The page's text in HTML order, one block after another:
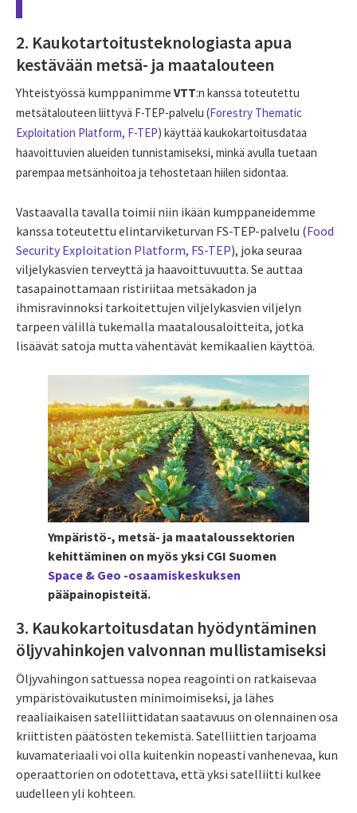
2. Kaukotartoitusteknologiasta apua
kestävään metsä- ja maatalouteen
Yhteistyössä kumppanimme VTT:n kanssa toteutettu
metsätalouteen liittyvä F-TEP-palvelu (Forestry Thematic
Exploitation Platform, F-TEP) käyttää kaukokartoitusdataa
haavoittuvien alueiden tunnistamiseksi, minkä avulla tuetaan
parempaa metsänhoitoa ja tehostetaan hiilen sidontaa.
Vastaavalla tavalla toimii niin ikään kumppaneidemme
kanssa toteutettu elintarviketurvan FS-TEP-palvelu (Food
Security Exploitation Platform, FS-TEP), joka seuraa
viljelykasvien terveyttä ja haavoittuvuutta. Se auttaa
tasapainottamaan ristiriitaa metsäkadon ja
ihmisravinnoksi tarkoitettujen viljelykasvien viljelyn
tarpeen välillä tukemalla maatalousaloitteita, jotka
lisäävät satoja mutta vähentävät kemikaalien käyttöä.
Ympäristö-, metsä- ja maataloussektorien
kehittäminen on myös yksi CGI Suomen
Space & Geo -osaamiskeskuksen
pääpainopisteitä.
3. Kaukokartoitusdatan hyödyntäminen
öljyvahinkojen valvonnan mullistamiseksi
Öljyvahingon sattuessa nopea reagointi on ratkaisevaa
ympäristövaikutusten minimoimiseksi, ja lähes
reaaliaikaisen satelliittidatan saatavuus on olennainen osa
kriittisten päätösten tekemistä. Satelliittien tarjoama
kuvamateriaali voi olla kuitenkin nopeasti vanhenevaa, kun
operaattorien on odotettava, että yksi satelliitti kulkee
uudelleen yli kohteen.